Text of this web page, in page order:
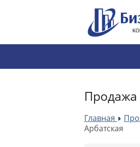
Продажа
Главная »
Арбатская